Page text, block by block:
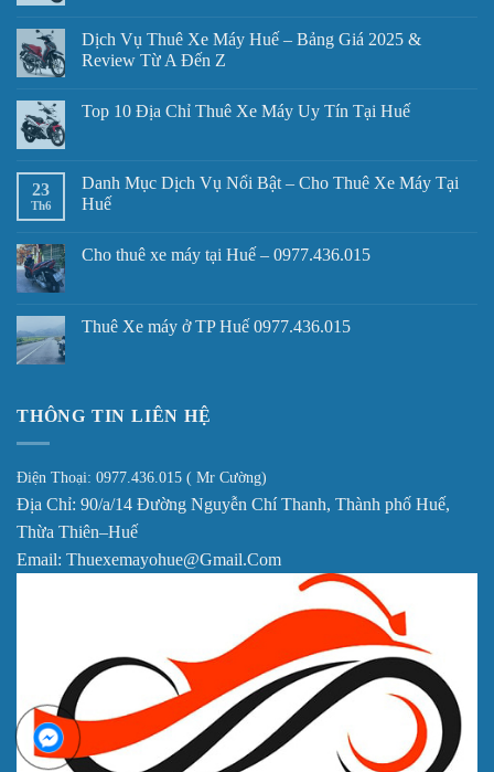
Dịch Vụ Thuê Xe Máy Huế – Bảng Giá 2025 &
Review Từ A Đến Z
Top 10 Địa Chỉ Thuê Xe Máy Uy Tín Tại Huế
23
Th6
Danh Mục Dịch Vụ Nổi Bật – Cho Thuê Xe Máy Tại
Huế
Cho thuê xe máy tại Huế – 0977.436.015
Thuê Xe máy ở TP Huế 0977.436.015
THÔNG TIN LIÊN HỆ
Điện Thoại: 0977.436.015 ( Mr Cường)
Địa Chỉ: 90/a/14 Đường Nguyễn Chí Thanh, Thành phố Huế,
Thừa Thiên–Huế
Email: Thuexemayohue@Gmail.Com